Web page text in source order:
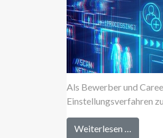
Als Bewerber und
Einstellungsverfahren
Weiterlesen …